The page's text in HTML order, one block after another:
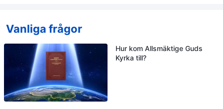
Vanliga frågor
Hur kom Allsmäktige Guds
Kyrka till?